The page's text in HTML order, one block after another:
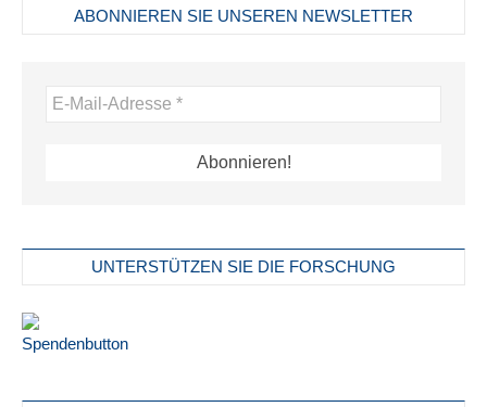
ABONNIEREN SIE UNSEREN NEWSLETTER
UNTERSTÜTZEN SIE DIE FORSCHUNG